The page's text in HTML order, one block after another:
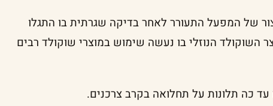
של המפעל התעורר לאחר בדיקה שגרתית בו התגלו
השוקולד הנוזלי בו נעשה שימוש במוצרי שוקולד רבים
כה תלונות על תחלואה בקרב צרכנים.